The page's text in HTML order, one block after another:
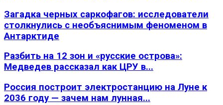
Загадка черных саркофагов: исследователи
столкнулись с необъяснимым феноменом в
Антарктиде
Разбить на 12 зон и «русские острова»:
Медведев рассказал как ЦРУ в...
Россия построит электростанцию на Луне к
2036 году — зачем нам лунная...